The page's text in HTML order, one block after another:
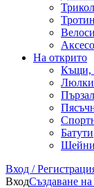
На открито
Къщи,
Люлки
Батути
Шейни
Вход /
ВходСъздаване на